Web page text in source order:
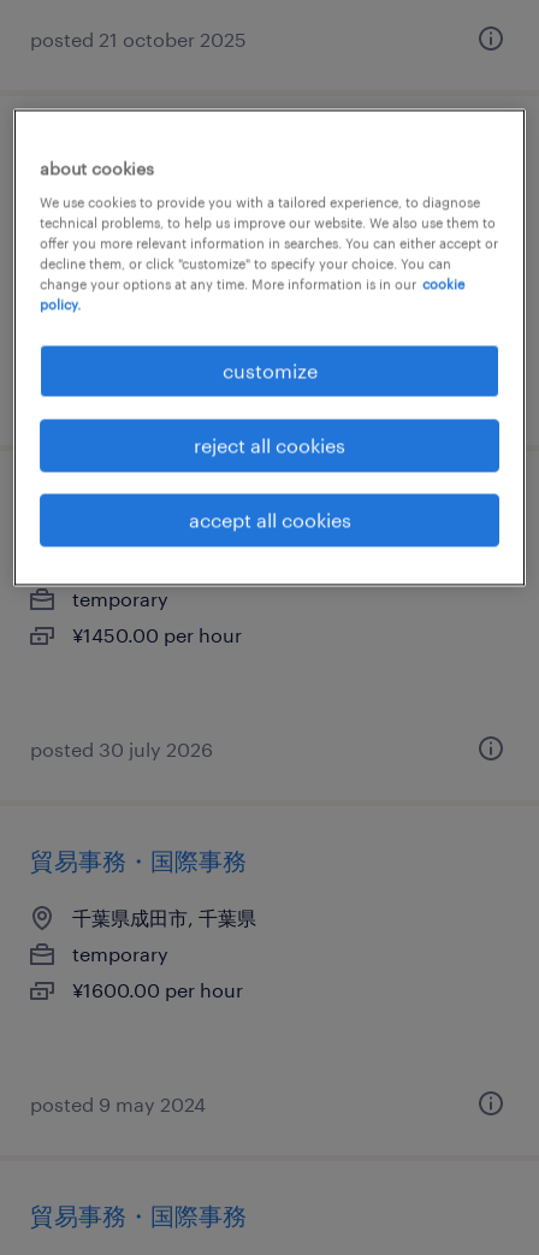
posted 21 october 2025
千葉県成田市, 千葉県
temporary
¥1650.00 per hour
posted 6 july 2026
一般事務・oa事務
temporary
¥1450.00 per hour
posted 30 july 2026
貿易事務・国際事務
千葉県成田市, 千葉県
temporary
¥1600.00 per hour
posted 9 may 2024
貿易事務・国際事務
about cookies
We use cookies to provide you with a tailored experience, to diagnose
technical problems, to help us improve our website. We also use them to
offer you more relevant information in searches. You can either accept or
decline them, or click "customize" to specify your choice. You can
change your options at any time. More information is in our cookie
policy.
customize
reject all cookies
accept all cookies